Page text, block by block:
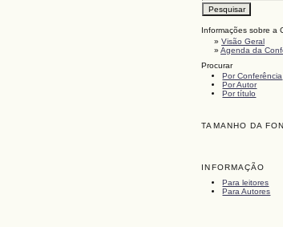
Informações sobre a
»Visão Geral
»Agenda da
Procurar
Por Conferência
Por Autor
Por título
TAMANHO DA
INFORMAÇÃO
Para leitores
Para Autores